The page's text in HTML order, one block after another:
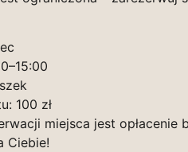
100 zł
miejsca jest opłacenie
Ciebie!